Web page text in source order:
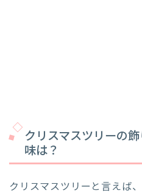
クリスマスツリーの
味は？
クリスマスツリーと言えば